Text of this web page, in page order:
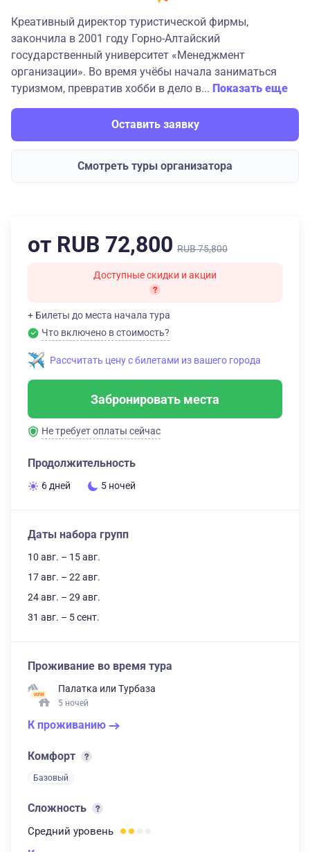
Креативный директор туристической фирмы,
закончила в 2001 году Горно-Алтайский
государственный университет «Менеджмент
организации». Во время учёбы начала заниматься
туризмом, превратив хобби в дело в... Показать еще
Оставить заявку
Смотреть туры организатора
от RUB 72,800 RUB 75,800
Доступные скидки и акции
+ Билеты до места начала тура
Что включено в стоимость?
Рассчитать цену с билетами из вашего города
Забронировать места
Не требует оплаты сейчас
Продолжительность
6 дней 5 ночей
Даты набора групп
10 авг. – 15 авг.
17 авг. – 22 авг.
24 авг. – 29 авг.
31 авг. – 5 сент.
Проживание во время тура
Палатка или Турбаза
5 ночей
К проживанию
Комфорт
Базовый
Сложность
Средний уровень